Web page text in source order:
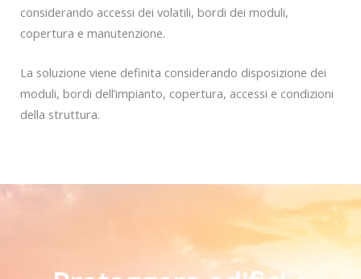
considerando accessi dei volatili, bordi dei moduli,
copertura e manutenzione.
La soluzione viene definita considerando disposizione dei
moduli, bordi dell’impianto, copertura, accessi e condizioni
della struttura.